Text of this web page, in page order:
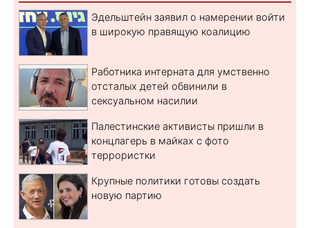
Эдельштейн заявил о намерении войти
в широкую правящую коалицию
Работника интерната для умственно
отсталых детей обвинили в
сексуальном насилии
Палестинские активисты пришли в
концлагерь в майках с фото
террористки
Крупные политики готовы создать
новую партию